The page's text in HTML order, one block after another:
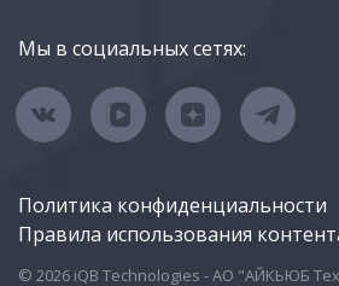
Мы в социальных сетях:
Политика конфиденциальности
Правила использования
© 2026 iQB Technologies - АО "АЙКЬЮБ